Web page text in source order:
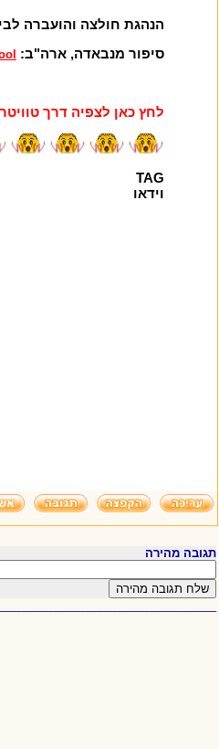
הנהגת חולצה והועברה
סיפור מנבאדה, ארה"ב:
לחץ כאן לצפיה דרך טוויטר
TAG
וידאו
תגובה מהירה